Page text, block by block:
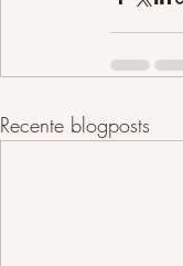
Recente blogposts